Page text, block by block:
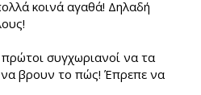
κοινά αγαθά! Δηλαδή
συγχωριανοί να τα
βρουν το πώς! Έπρεπε να